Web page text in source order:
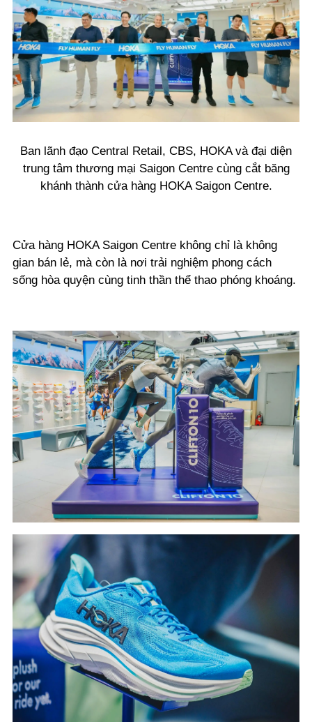
Ban lãnh đạo Central Retail, CBS, HOKA và đại diện
trung tâm thương mại Saigon Centre cùng cắt băng
khánh thành cửa hàng HOKA Saigon Centre.
Cửa hàng HOKA Saigon Centre không chỉ là không
gian bán lẻ, mà còn là nơi trải nghiệm phong cách
sống hòa quyện cùng tinh thần thể thao phóng khoáng.